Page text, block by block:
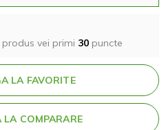
vei primi 30 puncte
LA FAVORITE
LA COMPARARE